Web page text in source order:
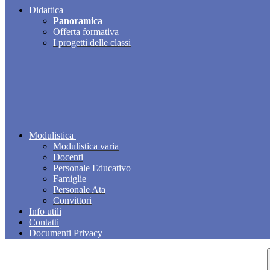
Didattica
Panoramica
Offerta formativa
I progetti delle classi
Modulistica
Modulistica varia
Docenti
Personale Educativo
Famiglie
Personale Ata
Convittori
Info utili
Contatti
Documenti Privacy